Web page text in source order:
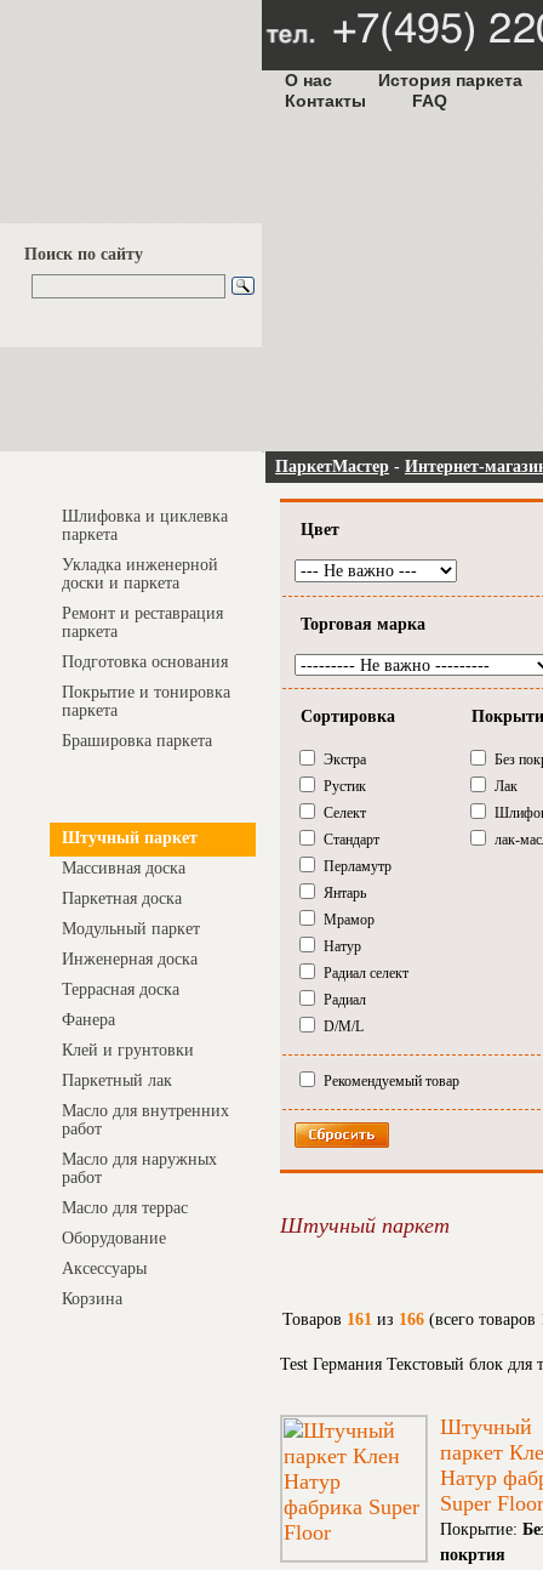
Поиск по сайту
О нас
История паркета
Контакты
FAQ
Шлифовка и циклевка
паркета
Укладка инженерной
доски и паркета
Ремонт и реставрация
паркета
Подготовка основания
Покрытие и тонировка
паркета
Брашировка паркета
Штучный паркет
Массивная доска
Паркетная доска
Модульный паркет
Инженерная доска
Террасная доска
Фанера
Клей и грунтовки
Паркетный лак
Масло для внутренних
работ
Масло для наружных
работ
Масло для террас
Оборудование
Аксессуары
Корзина
ПаркетМастер - Интернет-
Цвет
Торговая марка
Сортировка
Экстра
Рустик
Селект
Стандарт
Перламутр
Янтарь
Мрамор
Натур
Радиал селект
Радиал
D/M/L
Без
Лак
лак-
Рекомендуемый товар
Штучный паркет
Товаров 161 из 166 (всего товаров
Test Германия Текстовый блок для
Штучный
паркет
Натур
Super Floor
Покрытие:
покртия